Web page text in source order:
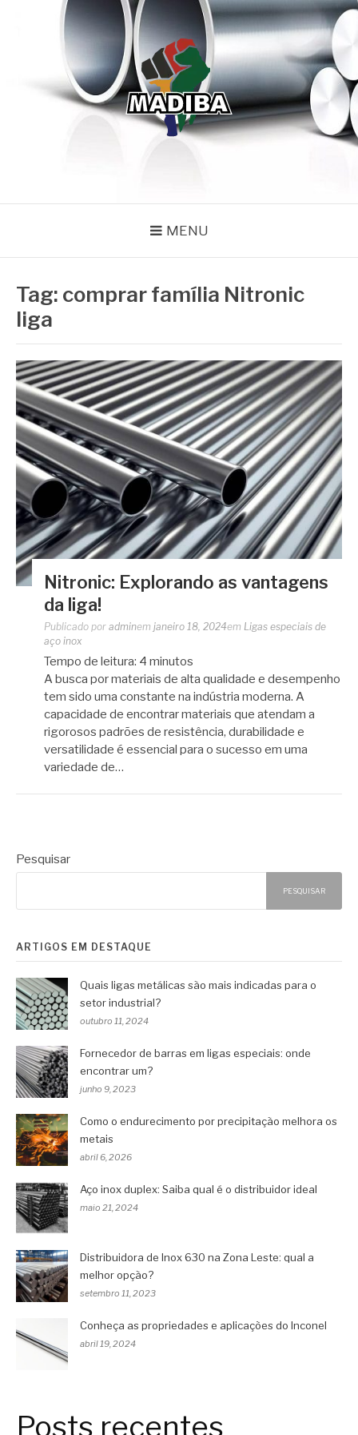
MENU
Tag: comprar família Nitronic
liga
Nitronic: Explorando as vantagens
da liga!
Publicado por adminem janeiro 18, 2024em Ligas especiais de
aço inox
Tempo de leitura: 4 minutos
A busca por materiais de alta qualidade e desempenho
tem sido uma constante na indústria moderna. A
capacidade de encontrar materiais que atendam a
rigorosos padrões de resistência, durabilidade e
versatilidade é essencial para o sucesso em uma
variedade de…
Pesquisar
PESQUISAR
ARTIGOS EM DESTAQUE
Quais ligas metálicas são mais indicadas para o
setor industrial?
outubro 11, 2024
Fornecedor de barras em ligas especiais: onde
encontrar um?
junho 9, 2023
Como o endurecimento por precipitação melhora os
metais
abril 6, 2026
Aço inox duplex: Saiba qual é o distribuidor ideal
maio 21, 2024
Distribuidora de Inox 630 na Zona Leste: qual a
melhor opção?
setembro 11, 2023
Conheça as propriedades e aplicações do Inconel
abril 19, 2024
Posts recentes